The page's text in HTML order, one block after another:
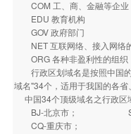
COM 工、商、金融等企业
EDU 教育机构
GOV 政府部门
NET 互联网络、接入网络
ORG 各种非盈利性的组织
行政区划域名是按照中国的
域名"34个，适用于我国的各
中国34个顶级域名之行政区
BJ-北京市；
CQ-重庆市；